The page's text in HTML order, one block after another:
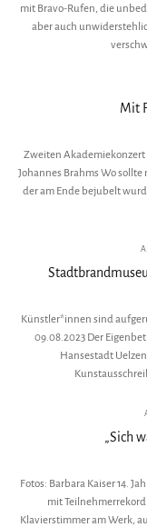
mit Bravo-Rufen, die
aber auch
Mit
Zweiten Akademiekonzert
Johannes Brahms Wo
der am Ende bejubelt
Künstler*innen sind
09.08.2023 Der
Hansestadt
„Sich
Fotos: Barbara Kaiser 14.
mit
Klavierstimmer am Werk,